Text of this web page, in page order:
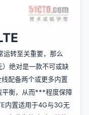
运转至关重要，那么
绝对是一款不可或缺
配备两个或更多内置
平衡，从而***程度保障
内置适用于4G与3G无